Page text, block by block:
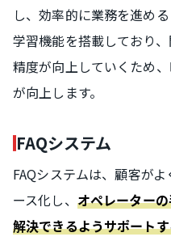
し、効率的に業務を進め
学習機能を搭載しており
精度が向上していくため
が向上します。
FAQシステム
FAQシステムは、顧客が
ース化し、 オペレーター
解決できるようサポート